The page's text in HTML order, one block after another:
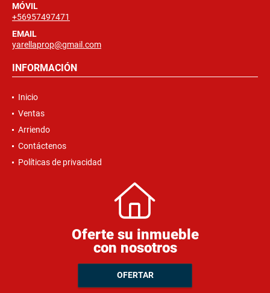
MÓVIL
+56957497471
EMAIL
yarellaprop@gmail.com
INFORMACIÓN
Inicio
Ventas
Arriendo
Contáctenos
Políticas de privacidad
Oferte su inmueble
con nosotros
OFERTAR